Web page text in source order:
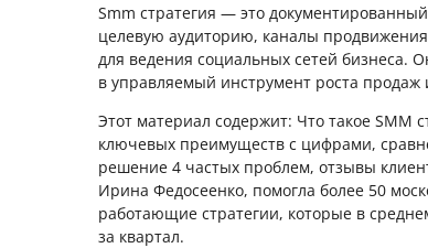
Smm стратегия — это
целевую аудиторию, каналы
для ведения социальных сетей бизнеса.
в управляемый инструмент роста продаж
Этот материал содержит: Что такое SMM
ключевых преимуществ с цифрами,
решение 4 частых проблем, отзывы
Ирина Федосеенко, помогла более 50
работающие стратегии, которые в
за квартал.